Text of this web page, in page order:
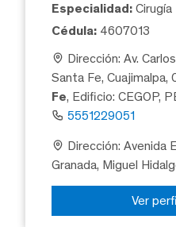
Especialidad:
Cédula: 4607013
Dirección: Av.
Santa Fe, Cuajimalpa,
Fe, Edificio: CEGOP,
5551229051
Dirección: Avenida
Granada, Miguel
Ver